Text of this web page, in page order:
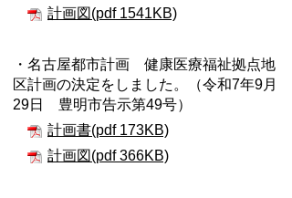
計画図(pdf 1541KB)
・名古屋都市計画 健康医療福祉拠点地
区計画の決定をしました。（令和7年9月
29日 豊明市告示第49号）
計画書(pdf 173KB)
計画図(pdf 366KB)